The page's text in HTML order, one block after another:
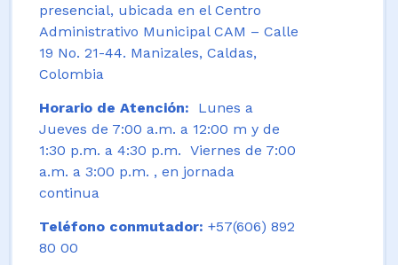
presencial, ubicada en el Centro
Administrativo Municipal CAM – Calle
19 No. 21-44. Manizales, Caldas,
Colombia
Horario de Atención:
Lunes a
Jueves de 7:00 a.m. a 12:00 m y de
1:30 p.m. a 4:30 p.m. Viernes de 7:00
a.m. a 3:00 p.m. , en jornada
continua
Teléfono conmutador: +57(606) 892
80 00